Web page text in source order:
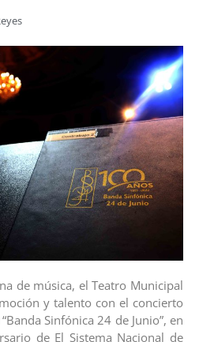
de música, el Teatro Municipal
y talento con el concierto
Sinfónica 24 de Junio”, en
de El Sistema Nacional de